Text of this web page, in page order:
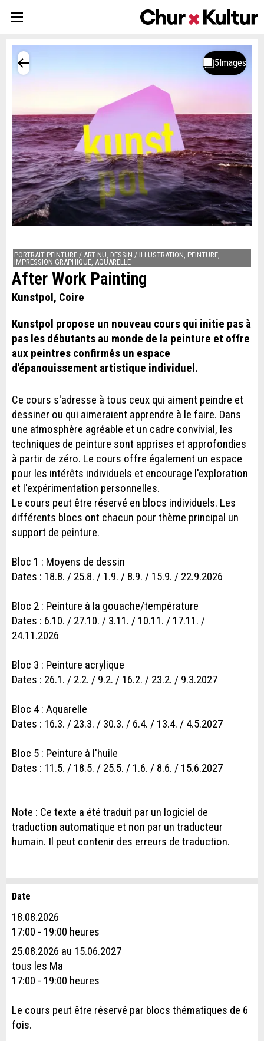
PORTRAIT PEINTURE / ART NU, DESSIN / ILLUSTRATION, PEINTURE,
IMPRESSION GRAPHIQUE, AQUARELLE
After Work Painting
Kunstpol, Coire
Kunstpol propose un nouveau cours qui initie pas à
pas les débutants au monde de la peinture et offre
aux peintres confirmés un espace
d'épanouissement artistique individuel.
Ce cours s'adresse à tous ceux qui aiment peindre et
dessiner ou qui aimeraient apprendre à le faire. Dans
une atmosphère agréable et un cadre convivial, les
techniques de peinture sont apprises et approfondies
à partir de zéro. Le cours offre également un espace
pour les intérêts individuels et encourage l'exploration
et l'expérimentation personnelles.
Le cours peut être réservé en blocs individuels. Les
différents blocs ont chacun pour thème principal un
support de peinture.
Bloc 1 : Moyens de dessin
Dates : 18.8. / 25.8. / 1.9. / 8.9. / 15.9. / 22.9.2026
Bloc 2 : Peinture à la gouache/température
Dates : 6.10. / 27.10. / 3.11. / 10.11. / 17.11. /
24.11.2026
Bloc 3 : Peinture acrylique
Dates : 26.1. / 2.2. / 9.2. / 16.2. / 23.2. / 9.3.2027
Bloc 4 : Aquarelle
Dates : 16.3. / 23.3. / 30.3. / 6.4. / 13.4. / 4.5.2027
Bloc 5 : Peinture à l'huile
Dates : 11.5. / 18.5. / 25.5. / 1.6. / 8.6. / 15.6.2027
Note : Ce texte a été traduit par un logiciel de
traduction automatique et non par un traducteur
humain. Il peut contenir des erreurs de traduction.
Annonces répréhensibles
Vos commentaires sont grandement appréciés!
Commentaires généraux
Cette annonce n'est plus valable
Recommander l'annonce
Recommandez cette annonce à des amis.
Réservation
Date de l'événement *:
Nombre de participants *:
Prénom / Nom *:
Date
18.08.2026
17:00 - 19:00 heures
25.08.2026 au 15.06.2027
tous les Ma
17:00 - 19:00 heures
Le cours peut être réservé par blocs thématiques de 6
fois.